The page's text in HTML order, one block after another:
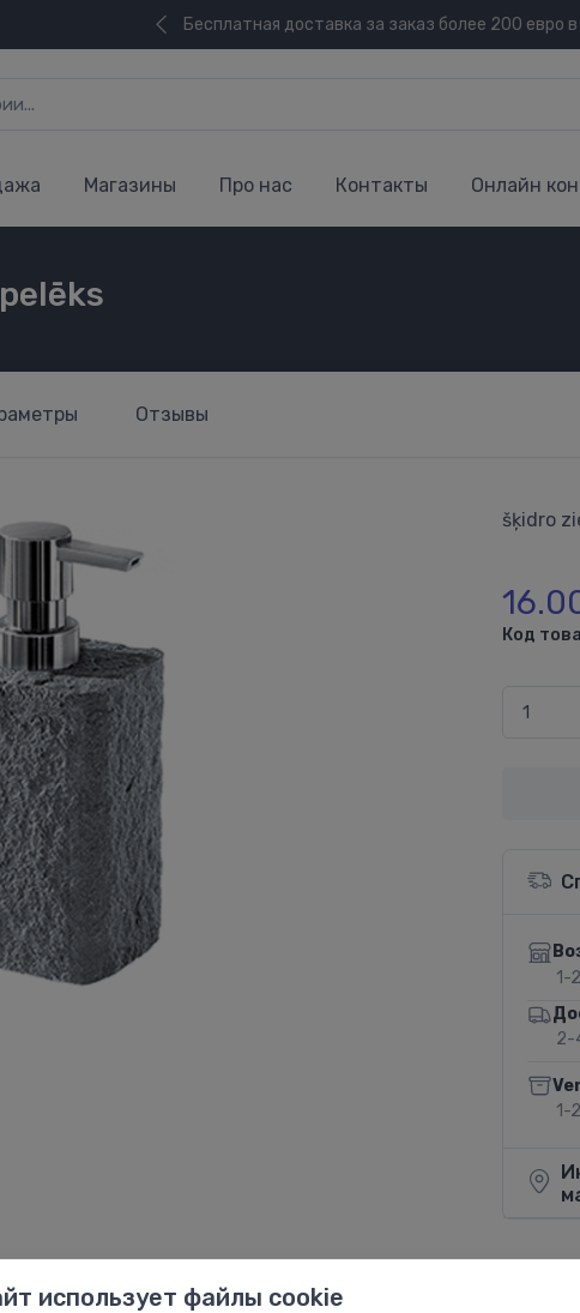
Бесплатная доставка за заказ более 200 евро в
Магазины Про нас Контакты Онлайн
Отзывы
šķidro
Код
1-
2-
1-
использует файлы cookie